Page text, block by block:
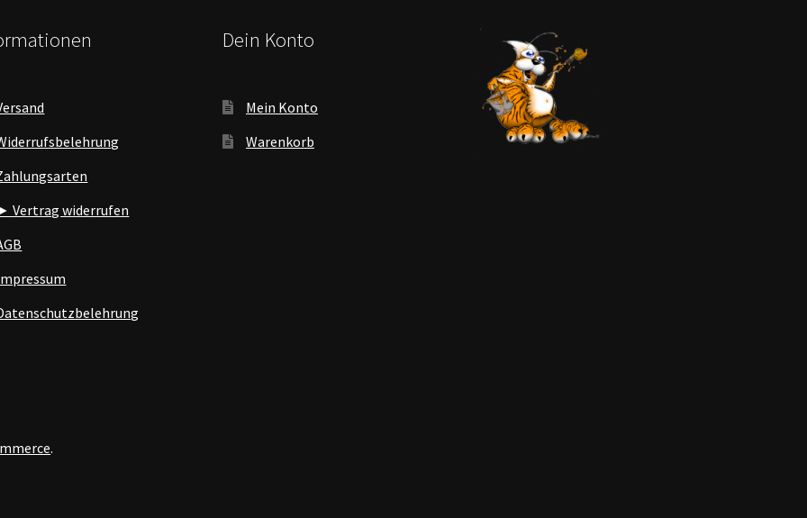
Vertrag widerrufen
Dein Konto
Mein Konto
Warenkorb
.